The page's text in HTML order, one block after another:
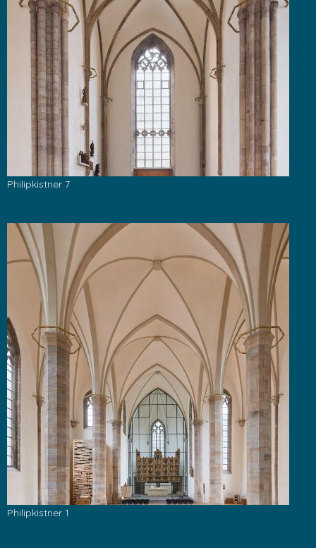
Philipkistner 7
Philipkistner 1